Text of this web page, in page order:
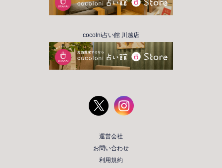
cocolni占い館 川越店
運営会社
お問い合わせ
利用規約